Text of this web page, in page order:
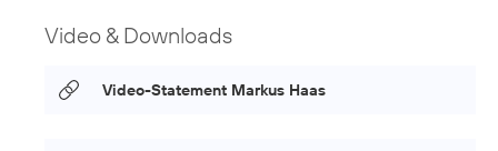
Video & Downloads
Video-Statement Markus Haas